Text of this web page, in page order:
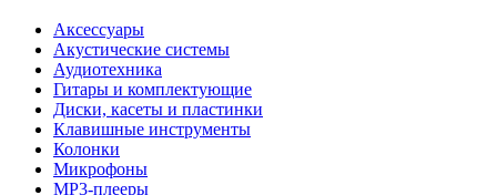
Аксессуары
Акустические системы
Аудиотехника
Гитары и комплектующие
Диски, касеты и пластинки
Клавишные инструменты
Колонки
Микрофоны
МР3-плееры